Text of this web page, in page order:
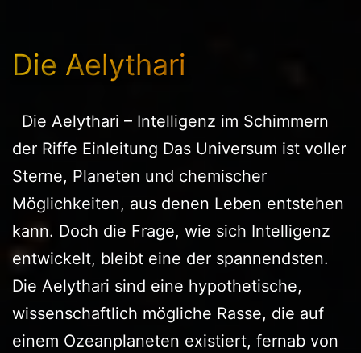
Die Aelythari
Die Aelythari – Intelligenz im Schimmern
der Riffe Einleitung Das Universum ist voller
Sterne, Planeten und chemischer
Möglichkeiten, aus denen Leben entstehen
kann. Doch die Frage, wie sich Intelligenz
entwickelt, bleibt eine der spannendsten.
Die Aelythari sind eine hypothetische,
wissenschaftlich mögliche Rasse, die auf
einem Ozeanplaneten existiert, fernab von